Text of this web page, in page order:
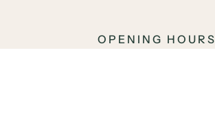
OPENING HOURS